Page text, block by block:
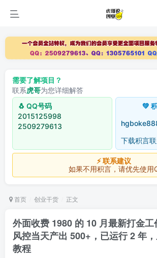
需要了解项目？
联系虎哥为您详细解答
🐧 QQ号码
2015125998
2509279613
💚 积
下载积言
⚡ 联系建议
如果不用积言，请优先使用
首页 创业干货 正文
外面收费 1980 的 10 月最新打金
风控当天产出 500+，已运行 2 年
教程